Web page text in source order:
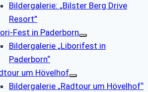
Bildergalerie: „Bilster Berg Drive
Resort”
Fest in Paderborn
Bildergalerie „Liborifest in
Paderborn“
um Hövelhof
Bildergalerie „Radtour um Hövelhof“